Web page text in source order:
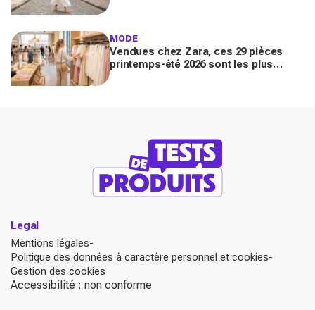
MODE
Vendues chez Zara, ces 29 pièces
printemps-été 2026 sont les plus
Legal
Mentions légales
Politique des données à caractère personnel et cookies
Gestion des cookies
Accessibilité : non conforme